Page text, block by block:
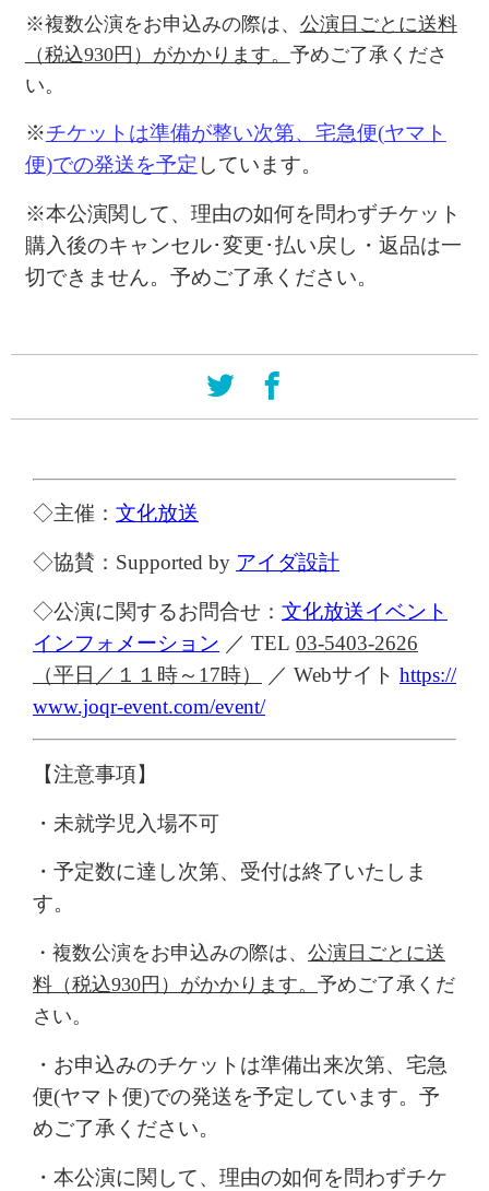
※複数公演をお申込みの際は、 公演日ごとに送料
（税込930円）がかかります。 予めご了承くださ
い。
※チケットは準備が整い次第、宅急便(ヤマト
便)での発送を予定 しています。
※本公演関して、理由の如何を問わずチケット
購入後のキャンセル･変更･払い戻し・返品は一
切できません。予めご了承ください。
◇主催： 文化放送
◇協賛： Supported by アイダ設計
◇公演に関するお問合せ： 文化放送イベント
インフォメーション ／ TEL 03-5403-2626
（平日／ １１ 時～ 17時） ／ Webサイト https://
www.joqr-event.com/event/
【注意事項】
・ 未就学児入場不可
・ 予定数に達し次第、受付は終了いたしま
す。
・複数公演をお申込みの際は、 公演日ごとに送
料（税込930円）がかかります。 予めご了承くだ
さい。
・お申込みのチケットは準備出来次第、 宅急
便(ヤマト便)での発送を予定しています。予
めご了承ください。
・ 本公演に関して、理由の如何を問わずチケ